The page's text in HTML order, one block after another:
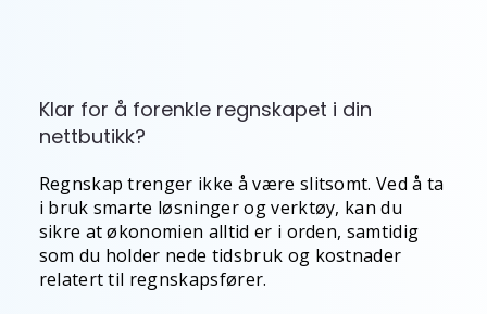
Klar for å forenkle regnskapet i din
nettbutikk?
Regnskap trenger ikke å være slitsomt. Ved å ta
i bruk smarte løsninger og verktøy, kan du
sikre at økonomien alltid er i orden, samtidig
som du holder nede tidsbruk og kostnader
relatert til regnskapsfører.